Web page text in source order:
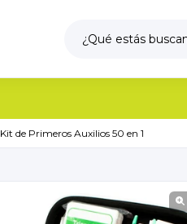
Kit de Primeros Auxilios 50 en 1